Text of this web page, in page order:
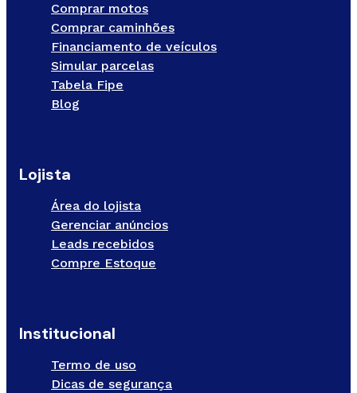
Comprar motos
Comprar caminhões
Financiamento de veículos
Simular parcelas
Tabela Fipe
Blog
Lojista
Área do lojista
Gerenciar anúncios
Leads recebidos
Compre Estoque
Institucional
Termo de uso
Dicas de segurança